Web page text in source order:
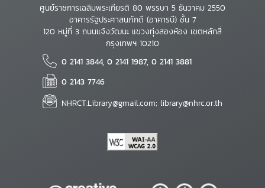
ศูนย์ราชการเฉลิมพระเกียรติ 80 พรรษา 5 ธันวาคม 2550
อาคารรัฐประศาสนภักดี (อาคารบี) ชั้น 7
120 หมู่ที่ 3 ถนนแจ้งวัฒนะ แขวงทุ่งสองห้อง เขตหลักสี่
กรุงเทพฯ 10210
0 2141 3844, 0 2141 1987, 0 2141 3881
0 2143 7746
NHRCT.Library@gmail.com; library@nhrc.or.th